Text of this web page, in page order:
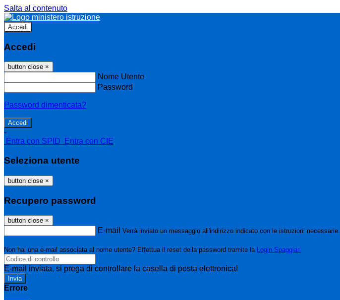
Salta al contenuto
Accedi
Accedi
button close ×
Nome Utente
Password
Password dimenticata?
-
Entra con SPID
Entra con CIE
Seleziona utente
button close ×
Recupero password
button close ×
E-mail Verrà inviato un messaggio all'indirizzo indicato con le istruzioni necessarie.
Non hai una e-mail associata al nome utente? Effettua il reset della password tramite la Login Spaggiari
E-mail inviata, si prega di controllare la casella di posta elettronica!
Errore